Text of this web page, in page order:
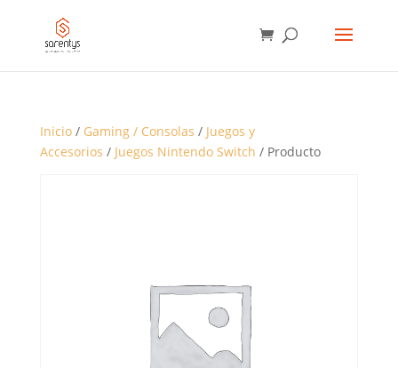
PRODUCTOS
Inicio/ Gaming / Consolas / Juegos y
Accesorios / Juegos Nintendo Switch / Producto